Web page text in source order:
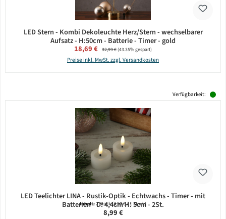
LED Stern - Kombi Dekoleuchte Herz/Stern - wechselbarer
Aufsatz - H:50cm - Batterie - Timer - gold
Verkaufspreis:
18,69 € Regulärer Preis:
32,99 €(43.35% gespart)
Preise inkl. MwSt. zzgl. Versandkosten
Verfügbarkeit:
LED Teelichter LINA - Rustik-Optik - Echtwachs - Timer - mit
Batterien - D: 4,4cm H: 5cm - 2St.
Inhalt:2 Stück(4,50 € / 1 Stück)
Regulärer Preis:
8,99 €